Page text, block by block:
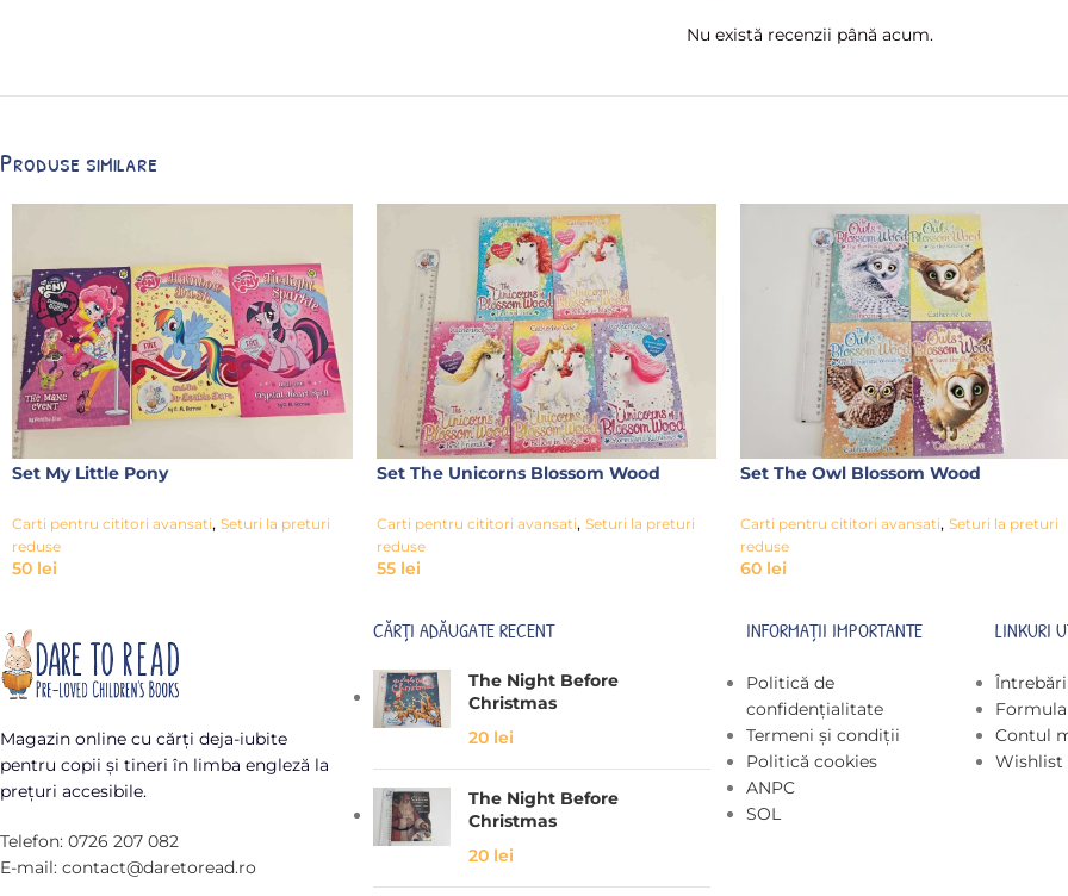
Nu există recenzii până acum.
Produse similare
Set My Little Pony
Carti pentru cititori avansati, Seturi la preturi
reduse
50 lei
Set The Unicorns Blossom Wood
Carti pentru cititori avansati, Seturi la preturi
reduse
55 lei
Set The Owl Blossom Wood
Carti pentru cititori avansati, Seturi la preturi
reduse
60 lei
Magazin online cu cărți deja-iubite
pentru copii și tineri în limba engleză la
prețuri accesibile.
Telefon: 0726 207 082
E-mail: contact@daretoread.ro
CĂRȚI ADĂUGATE RECENT
The Night Before
Christmas
20 lei
The Night Before
Christmas
20 lei
INFORMAȚII IMPORTANTE
Politică de
confidențialitate
Termeni și condiții
Politică cookies
ANPC
SOL
LINKURI
Contul
Wishlist